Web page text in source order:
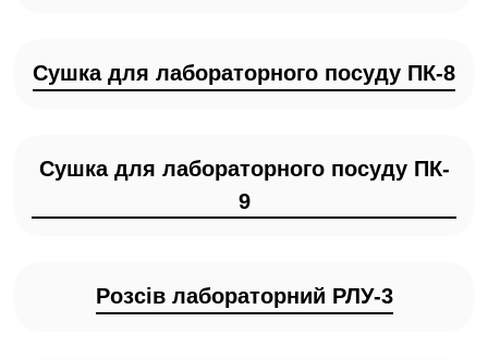
Сушка для лабораторного посуду ПК-8
Сушка для лабораторного посуду ПК-
9
Розсів лабораторний РЛУ-3